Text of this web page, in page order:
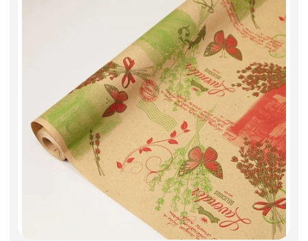
Игрушки мягкие
Изделия из металла
Сухоцветы